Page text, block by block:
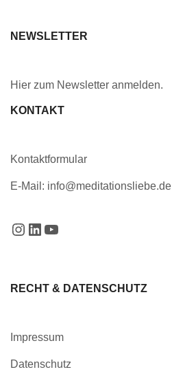
NEWSLETTER
Hier zum Newsletter anmelden.
KONTAKT
Kontaktformular
E-Mail: info@meditationsliebe.de
RECHT & DATENSCHUTZ
Impressum
Datenschutz